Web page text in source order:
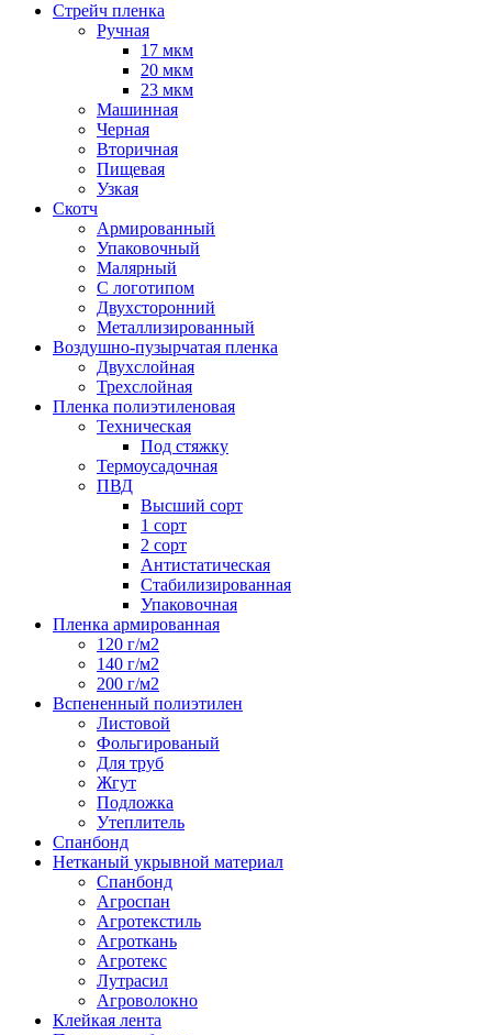
Стрейч пленка
Ручная
17 мкм
20 мкм
23 мкм
Машинная
Черная
Вторичная
Пищевая
Узкая
Скотч
Армированный
Упаковочный
Малярный
С логотипом
Двухсторонний
Металлизированный
Воздушно-пузырчатая пленка
Двухслойная
Трехслойная
Пленка полиэтиленовая
Техническая
Под стяжку
Термоусадочная
ПВД
Высший сорт
1 сорт
2 сорт
Антистатическая
Стабилизированная
Упаковочная
Пленка армированная
120 г/м2
140 г/м2
200 г/м2
Вспененный полиэтилен
Листовой
Фольгированый
Для труб
Жгут
Подложка
Утеплитель
Спанбонд
Нетканый укрывной материал
Спанбонд
Агроспан
Агротекстиль
Агроткань
Агротекс
Лутрасил
Агроволокно
Клейкая лента